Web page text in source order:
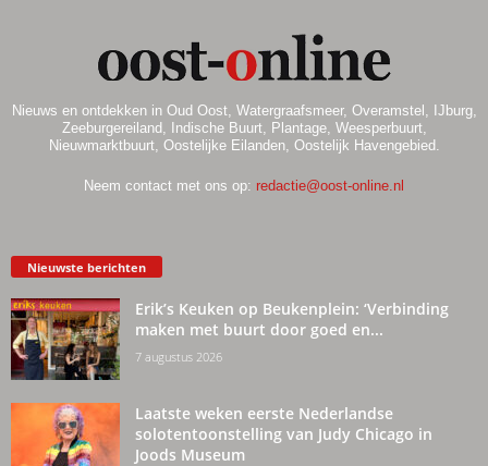
Nieuws en ontdekken in Oud Oost, Watergraafsmeer, Overamstel, IJburg,
Zeeburgereiland, Indische Buurt, Plantage, Weesperbuurt,
Nieuwmarktbuurt, Oostelijke Eilanden, Oostelijk Havengebied.
Neem contact met ons op: redactie@oost-online.nl
Nieuwste berichten
Erik’s Keuken op Beukenplein: ‘Verbinding
maken met buurt door goed en...
7 augustus 2026
Laatste weken eerste Nederlandse
solotentoonstelling van Judy Chicago in
Joods Museum